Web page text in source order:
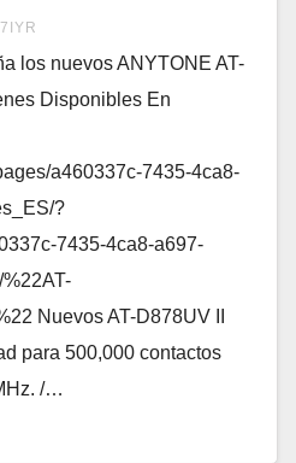
los nuevos ANYTONE AT-
Disponibles En
a460337c-7435-4ca8-
?
7435-4ca8-a697-
Nuevos AT-D878UV II
para 500,000 contactos
/…